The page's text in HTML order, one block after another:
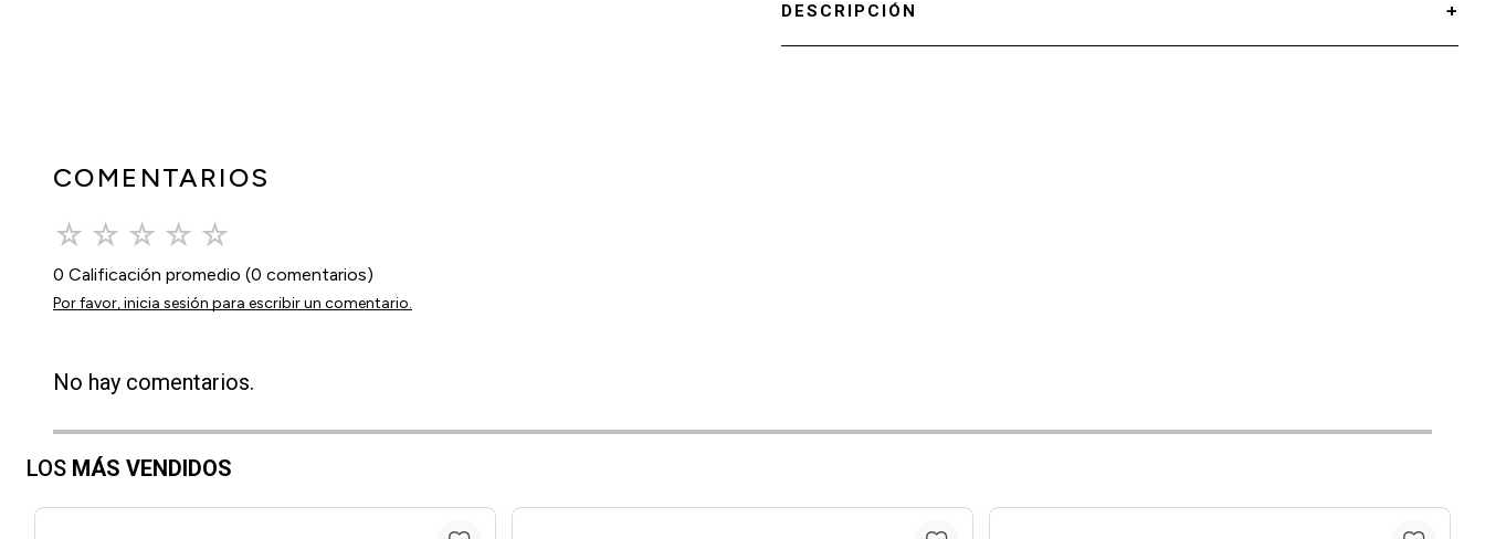
DESCRIPCIÓN
COMENTARIOS
☆ ☆ ☆ ☆ ☆
0 Calificación promedio (0 comentarios)
Por favor, inicia sesión para escribir un comentario.
No hay comentarios.
LOS MÁS VENDIDOS